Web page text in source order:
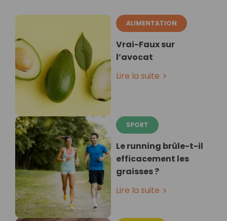
ALIMENTATION
Vrai-Faux sur
l’avocat
Lire la suite
SPORT
Le running brûle-t-il
efficacement les
graisses ?
Lire la suite